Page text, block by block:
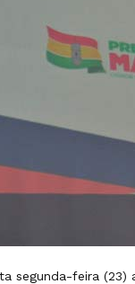
segunda-feira